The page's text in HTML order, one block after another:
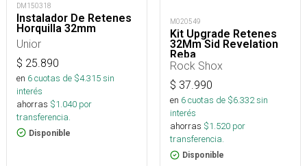
DM150318
Instalador De Retenes
Horquilla 32mm
Unior
$ 25.890
en 6cuotas de $4.315sin
interés
ahorras $1.040 por
transferencia.
Disponible
M020549
Kit Upgrade Retenes
32Mm Sid Revelation
Reba
Rock Shox
$ 37.990
en 6cuotas de $6.332sin
interés
ahorras $1.520 por
transferencia.
Disponible